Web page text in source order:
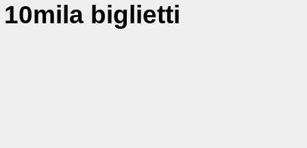
10mila biglietti